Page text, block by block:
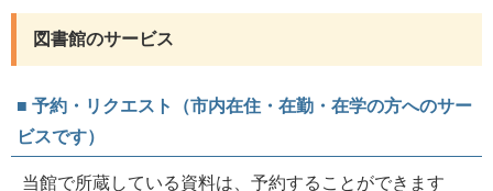
図書館のサービス
■ 予約・リクエスト（市内在住・在勤・在学の方へのサー
ビスです）
当館で所蔵している資料は、予約することができます